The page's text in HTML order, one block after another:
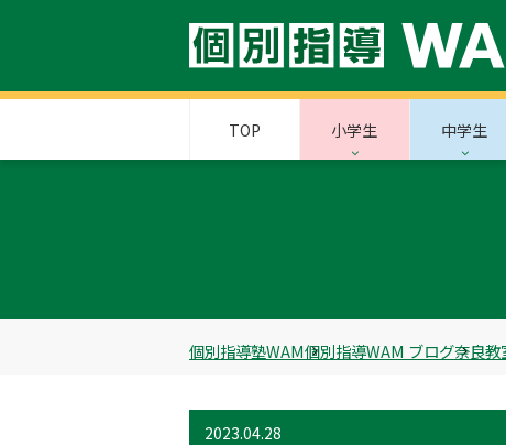
TOP 小学生 中学生
個別指導塾WAM個別指導WAM ブログ奈良教
2023.04.28